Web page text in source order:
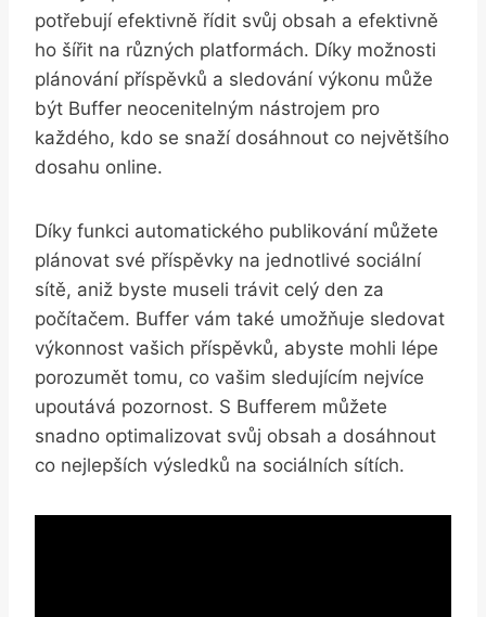
potřebují efektivně řídit svůj obsah a efektivně
ho šířit na různých platformách. Díky možnosti
plánování příspěvků a sledování výkonu může
být Buffer neocenitelným nástrojem pro
každého, kdo se snaží dosáhnout co největšího
dosahu online.
Díky funkci automatického publikování můžete
plánovat své příspěvky na jednotlivé sociální
sítě, aniž byste museli trávit celý den za
počítačem. Buffer vám také umožňuje sledovat
výkonnost vašich příspěvků, abyste mohli lépe
porozumět tomu, co vašim sledujícím nejvíce
upoutává pozornost. S Bufferem můžete
snadno optimalizovat svůj obsah a dosáhnout
co nejlepších výsledků na sociálních sítích.